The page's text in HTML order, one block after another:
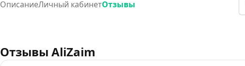
ОписаниеЛичный кабинетОтзывы
Отзывы AliZaim